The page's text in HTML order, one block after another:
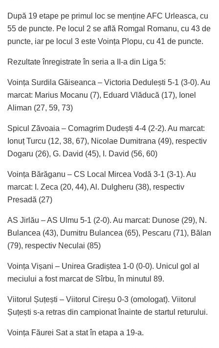
După 19 etape pe primul loc se menține AFC Urleasca, cu
55 de puncte. Pe locul 2 se află Romgal Romanu, cu 43 de
puncte, iar pe locul 3 este Voința Plopu, cu 41 de puncte.
Rezultate înregistrate în seria a II-a din Liga 5:
Voința Surdila Găiseanca – Victoria Dedulești 5-1 (3-0). Au
marcat: Marius Mocanu (7), Eduard Vlăducă (17), Ionel
Aliman (27, 59, 73)
Spicul Zăvoaia – Comagrim Dudești 4-4 (2-2). Au marcat:
Ionuț Turcu (12, 38, 67), Nicolae Dumitrana (49), respectiv
Dogaru (26), G. David (45), I. David (56, 60)
Voința Bărăganu – CS Local Mircea Vodă 3-1 (3-1). Au
marcat: I. Zeca (20, 44), Al. Dulgheru (38), respectiv
Presadă (27)
AS Jirlău – AS Ulmu 5-1 (2-0). Au marcat: Dunose (29), N.
Bulancea (43), Dumitru Bulancea (65), Pescaru (71), Bălan
(79), respectiv Neculai (85)
Voința Vișani – Unirea Gradiștea 1-0 (0-0). Unicul gol al
meciului a fost marcat de Sîrbu, în minutul 89.
Viitorul Șuțești – Viitorul Cireșu 0-3 (omologat). Viitorul
Șuțești s-a retras din campionat înainte de startul returului.
Voința Făurei Sat a stat în etapa a 19-a.